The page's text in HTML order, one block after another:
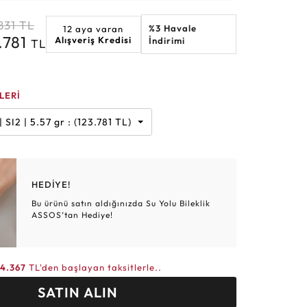
Elmas Bilezikler
Altın Tesbihler
Altın Hasır Setler
Violet Burç
TL
TL
12 aya varan
Alışveriş Kredisi
%3 Havale
İndirimi
| G | SI2 | 5.57 gr : (123.781 TL)
HEDİYE!
Bu ürünü satın aldığınızda Su Yolu Bileklik
ASSOS’tan Hediye!
TL'den başlayan taksitlerle..
SATIN ALIN